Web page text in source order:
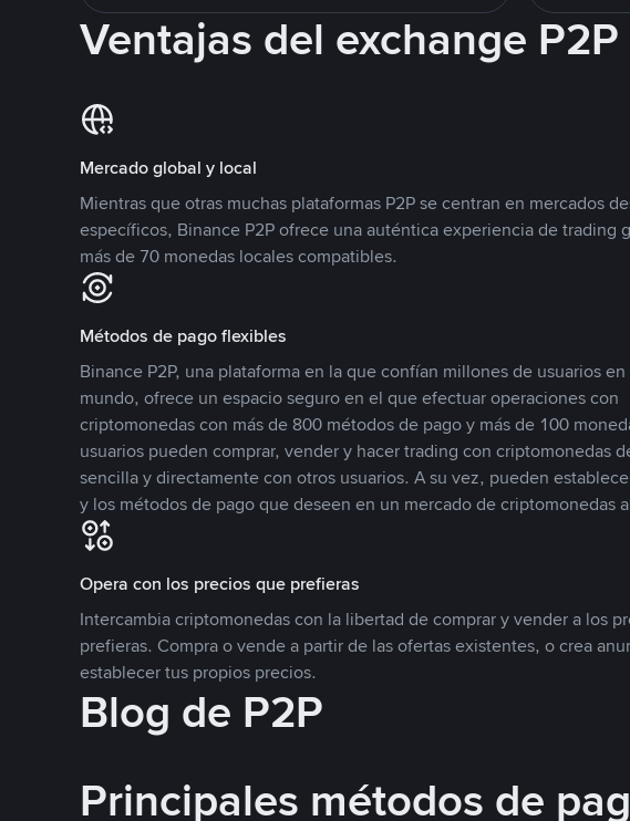
Ventajas del exchange P2P
Mercado global y local
Mientras que otras muchas plataformas P2P se centran en mercados
específicos, Binance P2P ofrece una auténtica experiencia de trading
más de 70 monedas locales compatibles.
Métodos de pago flexibles
Binance P2P, una plataforma en la que confían millones de usuarios
mundo, ofrece un espacio seguro en el que efectuar operaciones con
criptomonedas con más de 800 métodos de pago y más de 100
usuarios pueden comprar, vender y hacer trading con criptomonedas
sencilla y directamente con otros usuarios. A su vez, pueden
y los métodos de pago que deseen en un mercado de criptomonedas
Opera con los precios que prefieras
Intercambia criptomonedas con la libertad de comprar y vender a los
prefieras. Compra o vende a partir de las ofertas existentes, o crea
establecer tus propios precios.
Blog de P2P
Principales métodos de